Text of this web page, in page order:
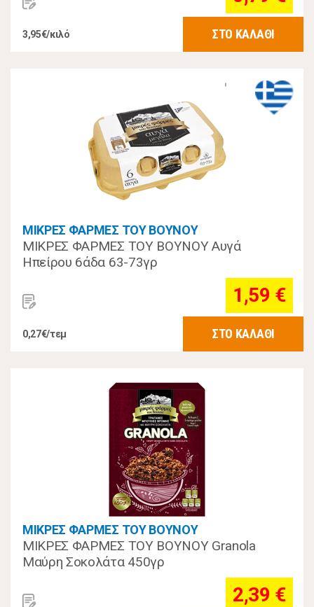
3,95€/κιλό ΣΤΟ ΚΑΛΑΘΙ
ΜΙΚΡΕΣ ΦΑΡΜΕΣ ΤΟΥ ΒΟΥΝΟΥ
ΜΙΚΡΕΣ ΦΑΡΜΕΣ ΤΟΥ ΒΟΥΝΟΥ Αυγά
Ηπείρου 6άδα 63-73γρ
1,59 €
0,27€/τεμ ΣΤΟ ΚΑΛΑΘΙ
ΜΙΚΡΕΣ ΦΑΡΜΕΣ ΤΟΥ ΒΟΥΝΟΥ
ΜΙΚΡΕΣ ΦΑΡΜΕΣ ΤΟΥ ΒΟΥΝΟΥ Granola
Μαύρη Σοκολάτα 450γρ
2,39 €